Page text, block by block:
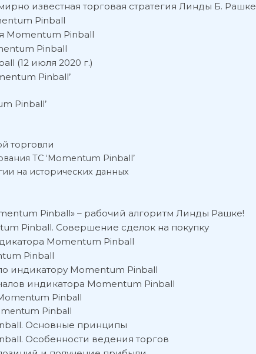
известная торговая стратегия Линды Б. Рашке
Pinball
Momentum Pinball
Pinball
(12 июля 2020 г.)
Pinball’
Pinball’
торговли
ТС ‘Momentum Pinball’
на исторических данных
Pinball» – рабочий алгоритм Линды Рашке!
Pinball. Совершение сделок на покупку
Momentum Pinball
Pinball
индикатору Momentum Pinball
индикатора Momentum Pinball
Pinball
Pinball
Основные принципы
Особенности ведения торгов